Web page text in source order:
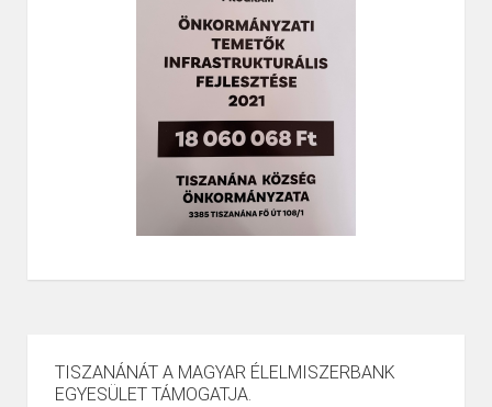
TISZANÁNÁT A MAGYAR ÉLELMISZERBANK
EGYESÜLET TÁMOGATJA.